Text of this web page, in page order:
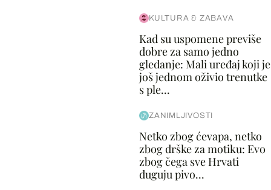
KULTURA & ZABAVA
Kad su uspomene previše
dobre za samo jedno
gledanje: Mali uređaj koji je
još jednom oživio trenutke
s ple...
ZANIMLJIVOSTI
Netko zbog ćevapa, netko
zbog drške za motiku: Evo
zbog čega sve Hrvati
duguju pivo...